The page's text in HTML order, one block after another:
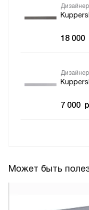
18 000
7 000
Может быть